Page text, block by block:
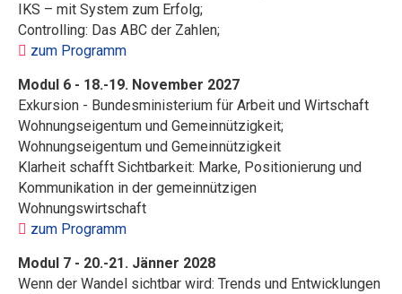
IKS – mit System zum Erfolg;
Controlling: Das ABC der Zahlen;
zum Programm
Modul 6 - 18.-19. November 2027
Exkursion - Bundesministerium für Arbeit und Wirtschaft
Wohnungseigentum und Gemeinnützigkeit;
Wohnungseigentum und Gemeinnützigkeit
Klarheit schafft Sichtbarkeit: Marke, Positionierung und
Kommunikation in der gemeinnützigen
Wohnungswirtschaft
zum Programm
Modul 7 - 20.-21. Jänner 2028
Wenn der Wandel sichtbar wird: Trends und Entwicklungen